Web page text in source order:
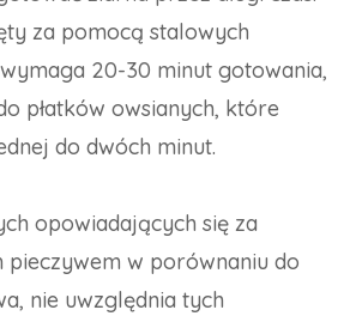
za pomocą stalowych
20-30 minut gotowania,
płatków owsianych, które
do dwóch minut.
opowiadających się za
pieczywem w porównaniu do
nie uwzględnia tych